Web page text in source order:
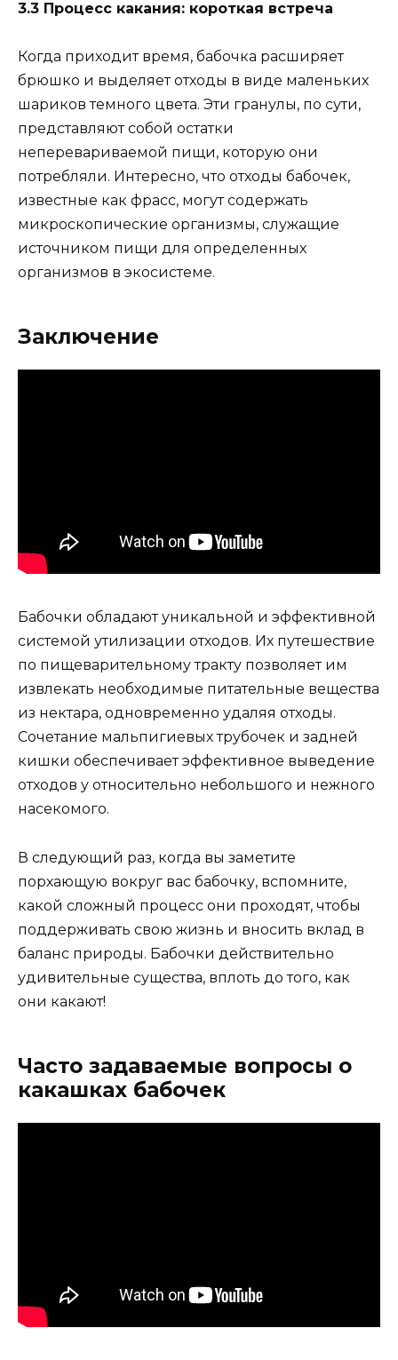
3.3 Процесс какания: короткая встреча
Когда приходит время, бабочка расширяет
брюшко и выделяет отходы в виде маленьких
шариков темного цвета. Эти гранулы, по сути,
представляют собой остатки
неперевариваемой пищи, которую они
потребляли. Интересно, что отходы бабочек,
известные как фрасс, могут содержать
микроскопические организмы, служащие
источником пищи для определенных
организмов в экосистеме.
Заключение
Бабочки обладают уникальной и эффективной
системой утилизации отходов. Их путешествие
по пищеварительному тракту позволяет им
извлекать необходимые питательные вещества
из нектара, одновременно удаляя отходы.
Сочетание мальпигиевых трубочек и задней
кишки обеспечивает эффективное выведение
отходов у относительно небольшого и нежного
насекомого.
В следующий раз, когда вы заметите
порхающую вокруг вас бабочку, вспомните,
какой сложный процесс они проходят, чтобы
поддерживать свою жизнь и вносить вклад в
баланс природы. Бабочки действительно
удивительные существа, вплоть до того, как
они какают!
Часто задаваемые вопросы о
какашках бабочек